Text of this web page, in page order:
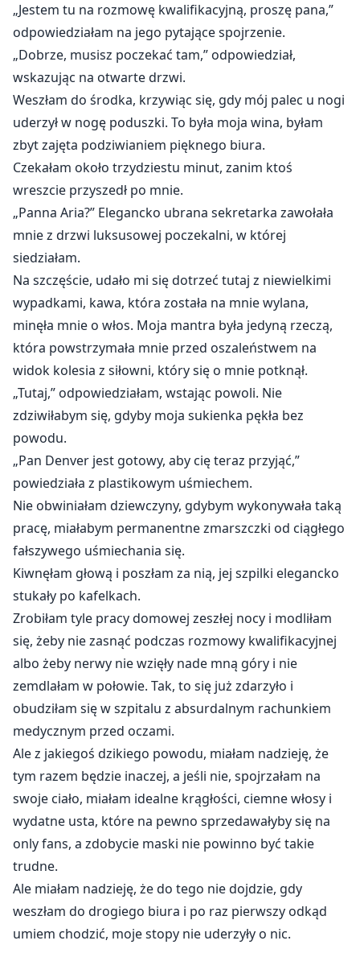
„Jestem tu na rozmowę kwalifikacyjną, proszę pana,”
odpowiedziałam na jego pytające spojrzenie.
„Dobrze, musisz poczekać tam,” odpowiedział,
wskazując na otwarte drzwi.
Weszłam do środka, krzywiąc się, gdy mój palec u nogi
uderzył w nogę poduszki. To była moja wina, byłam
zbyt zajęta podziwianiem pięknego biura.
Czekałam około trzydziestu minut, zanim ktoś
wreszcie przyszedł po mnie.
„Panna Aria?” Elegancko ubrana sekretarka zawołała
mnie z drzwi luksusowej poczekalni, w której
siedziałam.
Na szczęście, udało mi się dotrzeć tutaj z niewielkimi
wypadkami, kawa, która została na mnie wylana,
minęła mnie o włos. Moja mantra była jedyną rzeczą,
która powstrzymała mnie przed oszaleństwem na
widok kolesia z siłowni, który się o mnie potknął.
„Tutaj,” odpowiedziałam, wstając powoli. Nie
zdziwiłabym się, gdyby moja sukienka pękła bez
powodu.
„Pan Denver jest gotowy, aby cię teraz przyjąć,”
powiedziała z plastikowym uśmiechem.
Nie obwiniałam dziewczyny, gdybym wykonywała taką
pracę, miałabym permanentne zmarszczki od ciągłego
fałszywego uśmiechania się.
Kiwnęłam głową i poszłam za nią, jej szpilki elegancko
stukały po kafelkach.
Zrobiłam tyle pracy domowej zeszłej nocy i modliłam
się, żeby nie zasnąć podczas rozmowy kwalifikacyjnej
albo żeby nerwy nie wzięły nade mną góry i nie
zemdlałam w połowie. Tak, to się już zdarzyło i
obudziłam się w szpitalu z absurdalnym rachunkiem
medycznym przed oczami.
Ale z jakiegoś dzikiego powodu, miałam nadzieję, że
tym razem będzie inaczej, a jeśli nie, spojrzałam na
swoje ciało, miałam idealne krągłości, ciemne włosy i
wydatne usta, które na pewno sprzedawałyby się na
only fans, a zdobycie maski nie powinno być takie
trudne.
Ale miałam nadzieję, że do tego nie dojdzie, gdy
weszłam do drogiego biura i po raz pierwszy odkąd
umiem chodzić, moje stopy nie uderzyły o nic.